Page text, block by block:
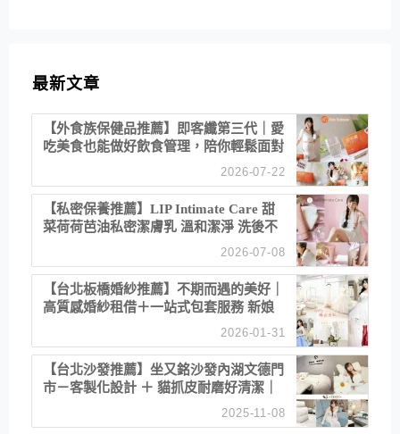
最新文章
【外食族保健品推薦】即客纖第三代｜愛
吃美食也能做好飲食管理，陪你輕鬆面對
2026-07-22
【私密保養推薦】LIP Intimate Care 甜
菜荷荷芭油私密潔膚乳 溫和潔淨 洗後不
2026-07-08
【台北板橋婚紗推薦】不期而遇的美好｜
高質感婚紗租借＋一站式包套服務 新娘
2026-01-31
【台北沙發推薦】坐又銘沙發內湖文德門
市－客製化設計 ＋ 貓抓皮耐磨好清潔｜
直營直銷、價格透明 高CP值打造夢想
2025-11-08